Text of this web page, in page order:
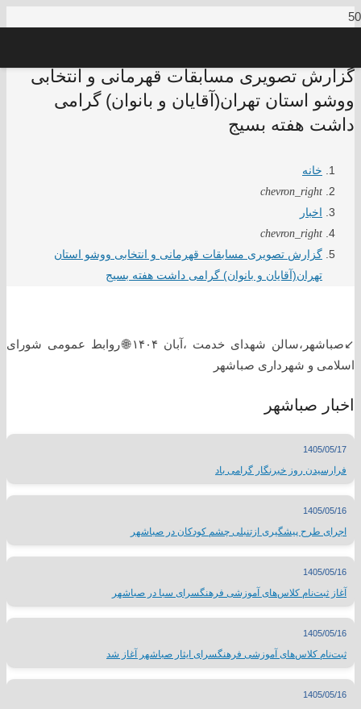
گزارش تصویری مسابقات قهرمانی و انتخابی
ووشو استان تهران(آقایان و بانوان) گرامی
داشت هفته بسیج
خانه
chevron_right
اخبار
chevron_right
گزارش تصویری مسابقات قهرمانی و انتخابی ووشو استان
تهران(آقایان و بانوان) گرامی داشت هفته بسیج
↙️صباشهر،سالن شهدای خدمت ،آبان ۱۴۰۴🌐روابط عمومی شورای
اسلامی و شهرداری صباشهر
اخبار صباشهر
1405/05/17
فرارسیدن روز خبرنگار گرامی باد
1405/05/16
اجرای طرح پیشگیری ازتنبلی چشم کودکان در صباشهر
1405/05/16
آغاز ثبت‌نام کلاس‌های آموزشی فرهنگسرای سبا در صباشهر
1405/05/16
ثبت‌نام کلاس‌های آموزشی فرهنگسرای ایثار صباشهر آغاز شد
1405/05/16